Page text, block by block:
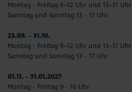
Montag - Freitag 9–12 Uhr und 13–17 Uhr
Samstag und Sonntag 13 - 17 Uhr
23.09. - 31.10.
Montag - Freitag 9–12 Uhr und 13–17 Uhr
Samstag und Sonntag 13 - 17 Uhr
01.11. - 31.01.2027
Montag - Freitag 9 - 16 Uhr